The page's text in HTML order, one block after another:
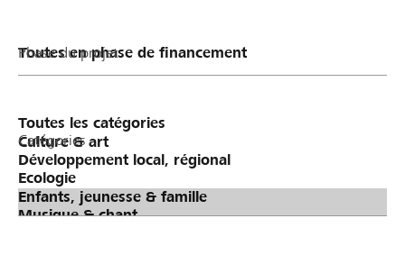
Phase du projet
Catégories